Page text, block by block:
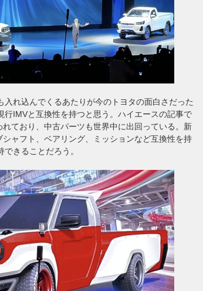
入れ込んでくるあたりが今のトヨタの面白さだった
行IMVと互換性を持つと思う。ハイエースの記事で
ており、中古パーツも世界中に出回っている。新
ャフト、ベアリング、ミッションなど互換性を持
きることだろう。